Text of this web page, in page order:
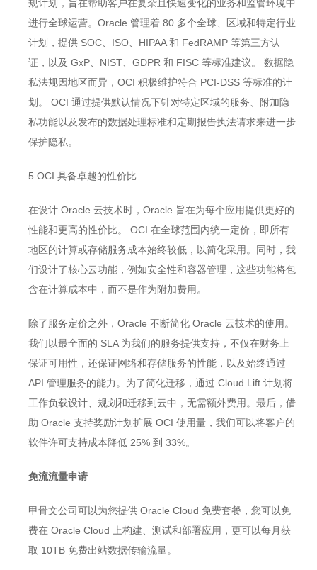
规计划，旨在帮助客户在复杂且快速变化的业务和监管环境中
进行全球运营。Oracle 管理着 80 多个全球、区域和特定行业
计划，提供 SOC、ISO、HIPAA 和 FedRAMP 等第三方认
证，以及 GxP、NIST、GDPR 和 FISC 等标准建议。 数据隐
私法规因地区而异，OCI 积极维护符合 PCI-DSS 等标准的计
划。 OCI 通过提供默认情况下针对特定区域的服务、附加隐
私功能以及发布的数据处理标准和定期报告执法请求来进一步
保护隐私。
5.OCI 具备卓越的性价比
在设计 Oracle 云技术时，Oracle 旨在为每个应用提供更好的
性能和更高的性价比。 OCI 在全球范围内统一定价，即所有
地区的计算或存储服务成本始终较低，以简化采用。同时，我
们设计了核心云功能，例如安全性和容器管理，这些功能将包
含在计算成本中，而不是作为附加费用。
除了服务定价之外，Oracle 不断简化 Oracle 云技术的使用。
我们以最全面的 SLA 为我们的服务提供支持，不仅在财务上
保证可用性，还保证网络和存储服务的性能，以及始终通过
API 管理服务的能力。为了简化迁移，通过 Cloud Lift 计划将
工作负载设计、规划和迁移到云中，无需额外费用。最后，借
助 Oracle 支持奖励计划扩展 OCI 使用量，我们可以将客户的
软件许可支持成本降低 25% 到 33%。
免流流量申请
甲骨文公司可以为您提供 Oracle Cloud 免费套餐，您可以免
费在 Oracle Cloud 上构建、测试和部署应用，更可以每月获
取 10TB 免费出站数据传输流量。